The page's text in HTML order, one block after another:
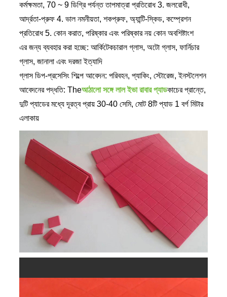
কর্মক্ষমতা, 70 ~ 9 ডিগ্রি পর্যন্ত তাপমাত্রা প্রতিরোধ 3. জলরোধী,
আর্দ্রতা-প্রুফ 4. ভাল নমনীয়তা, শকপ্রুফ, অ্যান্টি-স্কিড, কম্প্রেশন
প্রতিরোধ 5. কোন করাত, পরিষ্কার এবং পরিষ্কার নয় কোন অবশিষ্টাংশ
এর জন্য ব্যবহার করা হচ্ছে: আর্কিটেকচারাল গ্লাস, অটো গ্লাস, ফার্নিচার
গ্লাস, জানালা এবং দরজা ইত্যাদি
গ্লাস ডিপ-প্রসেসিং শিল্পে আবেদন: পরিবহন, প্যাকিং, স্টোরেজ, ইনস্টলেশন
আবেদনের পদ্ধতি: Theআঠালো সঙ্গে লাল ইভা রাবার প্যাডকাচের প্রান্তে,
দুটি প্যাডের মধ্যে দূরত্ব প্রায় 30-40 সেমি, মোট 8টি প্যাড 1 বর্গ মিটার
এলাকায়